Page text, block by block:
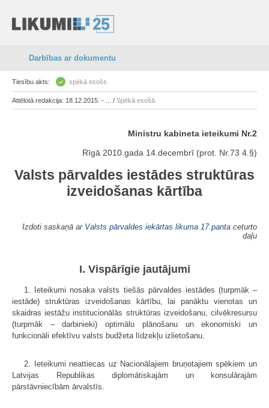
Darbības ar dokumentu
Tiesību akts: spēkā esošs
Attēlotā redakcija: 18.12.2015. - ... / Spēkā esošā
Ministru kabineta ieteikumi Nr.2
Rīgā 2010.gada 14.decembrī (prot. Nr.73 4.§)
Valsts pārvaldes iestādes struktūras
izveidošanas kārtība
Izdoti saskaņā ar Valsts pārvaldes iekārtas likuma 17.panta ceturto
daļu
I. Vispārīgie jautājumi
1. Ieteikumi nosaka valsts tiešās pārvaldes iestādes (turpmāk –
iestāde) struktūras izveidošanas kārtību, lai panāktu vienotas un
skaidras iestāžu institucionālās struktūras izveidošanu, cilvēkresursu
(turpmāk – darbinieki) optimālu plānošanu un ekonomiski un
funkcionāli efektīvu valsts budžeta līdzekļu izlietošanu.
2. Ieteikumi neattiecas uz Nacionālajiem bruņotajiem spēkiem un
Latvijas Republikas diplomātiskajām un konsulārajām
pārstāvniecībām ārvalstīs.